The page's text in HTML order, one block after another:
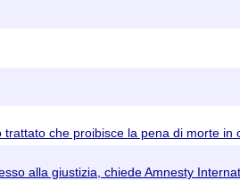
che proibisce la pena di morte in
alla giustizia, chiede Amnesty